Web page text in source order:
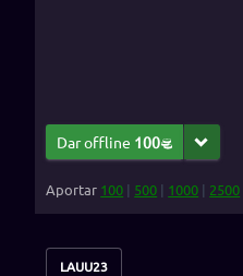
Dar offline 100
Aportar 100 | 500 | 1000 | 2500
LAUU23